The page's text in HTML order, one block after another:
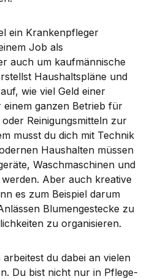
ein Krankenpfleger
Job als
auch um kaufmännische
Haushaltspläne und
wie viel Geld einer
ganzen Betrieb für
Reinigungsmitteln zur
musst du dich mit Technik
Haushalten müssen
Waschmaschinen und
Aber auch kreative
es zum Beispiel darum
Blumengestecke zu
zu organisieren.
du dabei an vielen
Du bist nicht nur in Pflege-